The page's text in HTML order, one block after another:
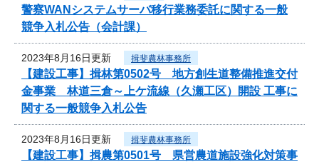
警察WANシステムサーバ移行業務委託に関する一般
競争入札公告（会計課）
2023年8月16日更新 揖斐農林事務所
【建設工事】揖林第0502号 地方創生道整備推進交付
金事業 林道三倉～上ケ流線（久瀬工区）開設 工事に
関する一般競争入札公告
2023年8月16日更新 揖斐農林事務所
【建設工事】揖農第0501号 県営農道施設強化対策事